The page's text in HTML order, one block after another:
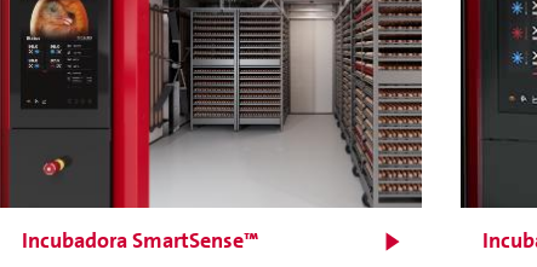
Incubadora SmartSense™